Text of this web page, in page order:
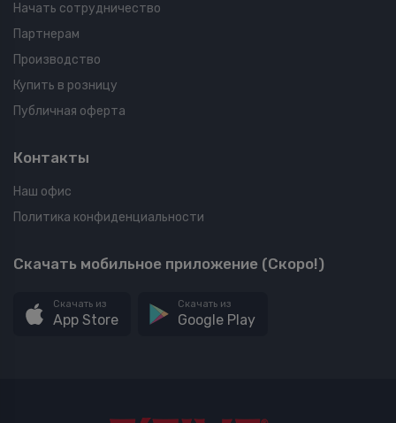
Начать сотрудничество
Партнерам
Производство
Купить в розницу
Публичная оферта
Контакты
Наш офис
Политика конфиденциальности
Скачать мобильное приложение (Скоро!)
Скачать из
App Store
Скачать из
Google Play